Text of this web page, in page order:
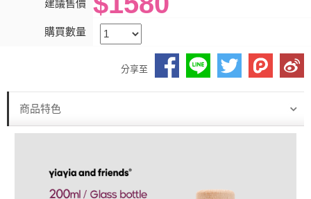
建議售價
購買數量
分享至
商品特色